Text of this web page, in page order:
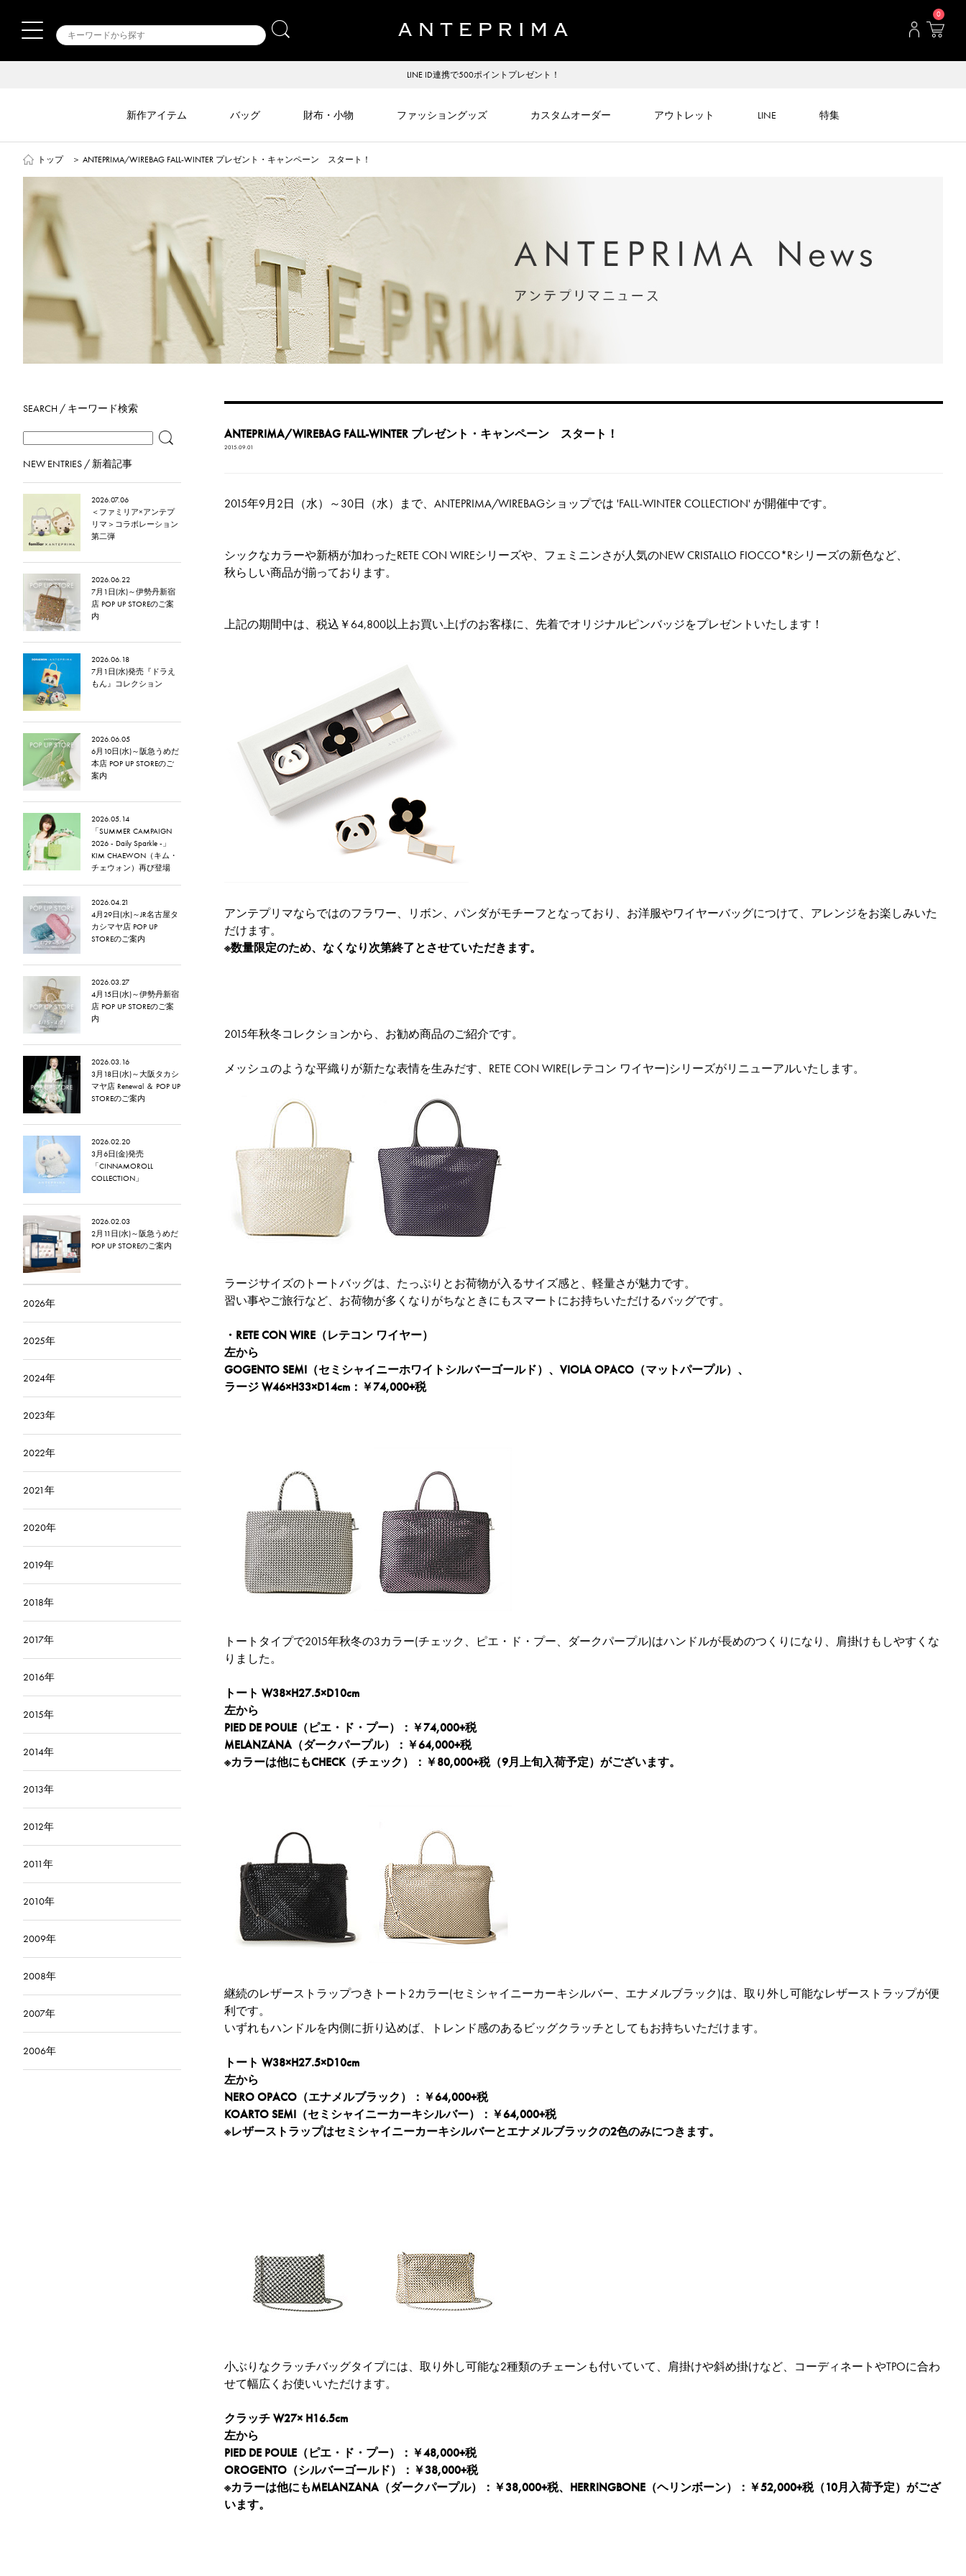
0
LINE ID連携で500ポイントプレゼント！
新作アイテム バッグ 財布・小物 ファッショングッズ カスタムオーダー アウトレット LINE 特集
トップ ＞ ANTEPRIMA/WIREBAG FALL-WINTER プレゼント・キャンペーン スタート！
SEARCH / キーワード検索
NEW ENTRIES / 新着記事
2026.07.06
＜ファミリア×アンテプ
リマ＞コラボレーション
第二弾
2026.06.22
7月1日(水)～伊勢丹新宿
店 POP UP STOREのご案
内
2026.06.18
7月1日(水)発売『ドラえ
もん』コレクション
2026.06.05
6月10日(水)～阪急うめだ
本店 POP UP STOREのご
案内
2026.05.14
「SUMMER CAMPAIGN
2026 - Daily Sparkle -」
KIM CHAEWON（キム・
チェウォン）再び登場
2026.04.21
4月29日(水)～JR名古屋タ
カシマヤ店 POP UP
STOREのご案内
2026.03.27
4月15日(水)～伊勢丹新宿
店 POP UP STOREのご案
内
2026.03.16
3月18日(水)～大阪タカシ
マヤ店 Renewal ＆ POP UP
STOREのご案内
2026.02.20
3月6日(金)発売
「CINNAMOROLL
COLLECTION」
2026.02.03
2月11日(水)～阪急うめだ
POP UP STOREのご案内
2026年
2025年
2024年
2023年
2022年
2021年
2020年
2019年
2018年
2017年
2016年
2015年
2014年
2013年
2012年
2011年
2010年
2009年
2008年
2007年
2006年
ANTEPRIMA/WIREBAG FALL-WINTER プレゼント・キャンペーン スタート！
2015.09.01
2015年9月2日（水）～30日（水）まで、ANTEPRIMA/WIREBAGショップでは 'FALL-WINTER COLLECTION' が開催中です。
シックなカラーや新柄が加わったRETE CON WIREシリーズや、フェミニンさが人気のNEW CRISTALLO FIOCCO*Rシリーズの新色など、
秋らしい商品が揃っております。
上記の期間中は、税込￥64,800以上お買い上げのお客様に、先着でオリジナルピンバッジをプレゼントいたします！
アンテプリマならではのフラワー、リボン、パンダがモチーフとなっており、お洋服やワイヤーバッグにつけて、アレンジをお楽しみいた
だけます。
※数量限定のため、なくなり次第終了とさせていただきます。
2015年秋冬コレクションから、お勧め商品のご紹介です。
メッシュのような平織りが新たな表情を生みだす、RETE CON WIRE(レテコン ワイヤー)シリーズがリニューアルいたします。
ラージサイズのトートバッグは、たっぷりとお荷物が入るサイズ感と、軽量さが魅力です。
習い事やご旅行など、お荷物が多くなりがちなときにもスマートにお持ちいただけるバッグです。
・RETE CON WIRE（レテコン ワイヤー）
左から
GOGENTO SEMI（セミシャイニーホワイトシルバーゴールド）、VIOLA OPACO（マットパープル）、
ラージ W46×H33×D14cm：￥74,000+税
トートタイプで2015年秋冬の3カラー(チェック、ピエ・ド・プー、ダークパープル)はハンドルが長めのつくりになり、肩掛けもしやすくな
りました。
トート W38×H27.5×D10cm
左から
PIED DE POULE（ピエ・ド・プー）：￥74,000+税
MELANZANA（ダークパープル）：￥64,000+税
※カラーは他にもCHECK（チェック）：￥80,000+税（9月上旬入荷予定）がございます。
継続のレザーストラップつきトート2カラー(セミシャイニーカーキシルバー、エナメルブラック)は、取り外し可能なレザーストラップが便
利です。
いずれもハンドルを内側に折り込めば、トレンド感のあるビッグクラッチとしてもお持ちいただけます。
トート W38×H27.5×D10cm
左から
NERO OPACO（エナメルブラック）：￥64,000+税
KOARTO SEMI（セミシャイニーカーキシルバー）：￥64,000+税
※レザーストラップはセミシャイニーカーキシルバーとエナメルブラックの2色のみにつきます。
小ぶりなクラッチバッグタイプには、取り外し可能な2種類のチェーンも付いていて、肩掛けや斜め掛けなど、コーディネートやTPOに合わ
せて幅広くお使いいただけます。
クラッチ W27× H16.5cm
左から
PIED DE POULE（ピエ・ド・プー）：￥48,000+税
OROGENTO（シルバーゴールド）：￥38,000+税
※カラーは他にもMELANZANA（ダークパープル）：￥38,000+税、HERRINGBONE（ヘリンボーン）：￥52,000+税（10月入荷予定）がござ
います。